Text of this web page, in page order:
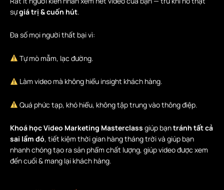
sựgiá trị & cuốn hút.
Đa số mọi người thất bại vì:
Tự mò mẫm, lạc đường.
Làm video mà không hiểu insight khách hàng.
Quá phức tạp, khó hiểu, không tập trung vào thông điệp.
Khoá học Video Marketing Masterclass giúp bạntránh tất cả
sai lầm đó, tiết kiệm thời gian hàng tháng trời và giúp bạn
nhanh chóng tạo ra sản phẩm chất lượng, giúp video được xem
đến cuối & mang lại khách hàng.